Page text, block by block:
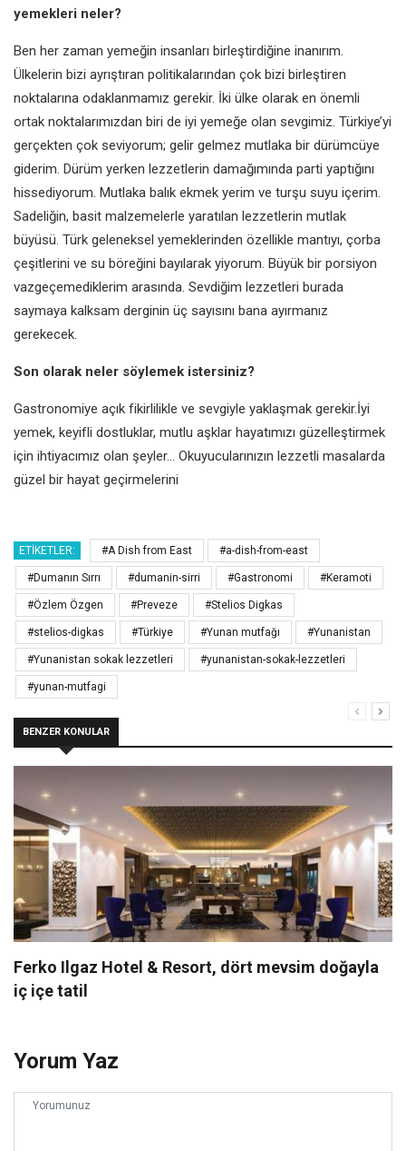
yemekleri neler?
Ben her zaman yemeğin insanları birleştirdiğine inanırım.
Ülkelerin bizi ayrıştıran politikalarından çok bizi birleştiren
noktalarına odaklanmamız gerekir. İki ülke olarak en önemli
ortak noktalarımızdan biri de iyi yemeğe olan sevgimiz. Türkiye’yi
gerçekten çok seviyorum; gelir gelmez mutlaka bir dürümcüye
giderim. Dürüm yerken lezzetlerin damağımında parti yaptığını
hissediyorum. Mutlaka balık ekmek yerim ve turşu suyu içerim.
Sadeliğin, basit malzemelerle yaratılan lezzetlerin mutlak
büyüsü. Türk geleneksel yemeklerinden özellikle mantıyı, çorba
çeşitlerini ve su böreğini bayılarak yiyorum. Büyük bir porsiyon
vazgeçemediklerim arasında. Sevdiğim lezzetleri burada
saymaya kalksam derginin üç sayısını bana ayırmanız
gerekecek.
Son olarak neler söylemek istersiniz?
Gastronomiye açık fikirlilikle ve sevgiyle yaklaşmak gerekir.İyi
yemek, keyifli dostluklar, mutlu aşklar hayatımızı güzelleştirmek
için ihtiyacımız olan şeyler... Okuyucularınızın lezzetli masalarda
güzel bir hayat geçirmelerini
ETIKETLER: #A Dish from East #a-dish-from-east
#Dumanın Sırrı #dumanin-sirri #Gastronomi #Keramoti
#Özlem Özgen #Preveze #Stelios Digkas
#stelios-digkas #Türkiye #Yunan mutfağı #Yunanistan
#Yunanistan sokak lezzetleri #yunanistan-sokak-lezzetleri
#yunan-mutfagi
BENZER KONULAR
Ferko Ilgaz Hotel & Resort, dört mevsim doğayla
iç içe tatil
Yorum Yaz